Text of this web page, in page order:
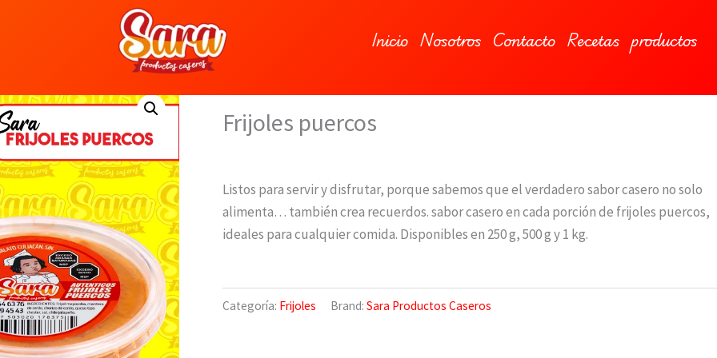
Inicio Nosotros Contacto Recetas productos
Frijoles puercos
Listos para servir y disfrutar, porque sabemos que el verdadero sabor casero no solo
alimenta… también crea recuerdos. sabor casero en cada porción de frijoles puercos,
ideales para cualquier comida. Disponibles en 250 g, 500 g y 1 kg.
Categoría: Frijoles Brand: Sara Productos Caseros